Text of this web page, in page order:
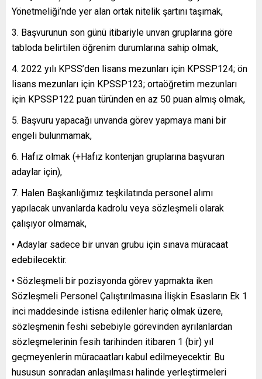
Yönetmeliği’nde yer alan ortak nitelik şartını taşımak,
3. Başvurunun son günü itibariyle unvan gruplarına göre
tabloda belirtilen öğrenim durumlarına sahip olmak,
4. 2022 yılı KPSS’den lisans mezunları için KPSSP124; ön
lisans mezunları için KPSSP123; ortaöğretim mezunları
için KPSSP122 puan türünden en az 50 puan almış olmak,
5. Başvuru yapacağı unvanda görev yapmaya mani bir
engeli bulunmamak,
6. Hafız olmak (+Hafız kontenjan gruplarına başvuran
adaylar için),
7. Halen Başkanlığımız teşkilatında personel alımı
yapılacak unvanlarda kadrolu veya sözleşmeli olarak
çalışıyor olmamak,
• Adaylar sadece bir unvan grubu için sınava müracaat
edebilecektir.
• Sözleşmeli bir pozisyonda görev yapmakta iken
Sözleşmeli Personel Çalıştırılmasına İlişkin Esasların Ek 1
inci maddesinde istisna edilenler hariç olmak üzere,
sözleşmenin feshi sebebiyle görevinden ayrılanlardan
sözleşmelerinin fesih tarihinden itibaren 1 (bir) yıl
geçmeyenlerin müracaatları kabul edilmeyecektir. Bu
hususun sonradan anlaşılması halinde yerleştirmeleri